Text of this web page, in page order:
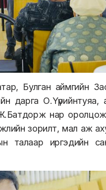
Булган аймгийн
дарга
нар
зорилт, мал аж
талаар иргэдийн